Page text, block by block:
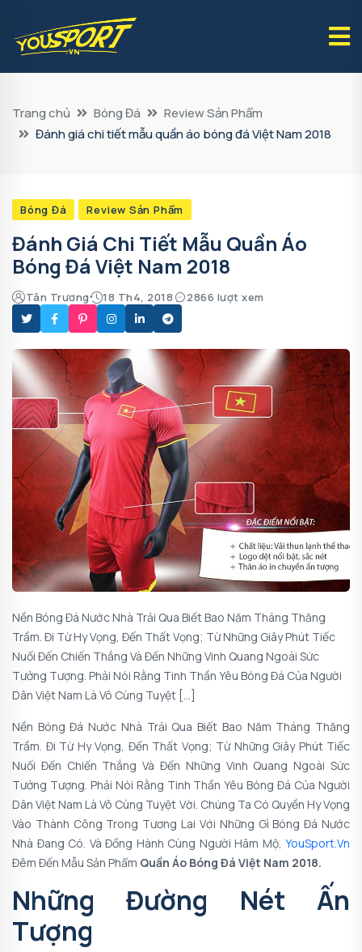
Trang chủ Bóng Đá
Review Sản Phẩm
Đánh giá chi tiết mẫu quần áo bóng đá Việt Nam 2018
Bóng Đá Review Sản Phẩm
Đánh Giá Chi Tiết Mẫu Quần Áo
Bóng Đá Việt Nam 2018
Tân Trương 18 Th4, 2018 2866 lượt xem
Nền Bóng Đá Nước Nhà Trải Qua Biết Bao Năm Tháng Thăng
Trầm. Đi Từ Hy Vọng, Đến Thất Vọng; Từ Những Giây Phút Tiếc
Nuối Đến Chiến Thắng Và Đến Những Vinh Quang Ngoài Sức
Tưởng Tượng. Phải Nói Rằng Tinh Thần Yêu Bóng Đá Của Người
Dân Việt Nam Là Vô Cùng Tuyệt […]
Nền Bóng Đá Nước Nhà Trải Qua Biết Bao Năm Tháng Thăng
Trầm. Đi Từ Hy Vọng, Đến Thất Vọng; Từ Những Giây Phút Tiếc
Nuối Đến Chiến Thắng Và Đến Những Vinh Quang Ngoài Sức
Tưởng Tượng. Phải Nói Rằng Tinh Thần Yêu Bóng Đá Của Người
Dân Việt Nam Là Vô Cùng Tuyệt Vời. Chúng Ta Có Quyền Hy Vọng
Vào Thành Công Trong Tương Lai Với Những Gì Bóng Đá Nước
Nhà Đang Có. Và Đồng Hành Cùng Người Hâm Mộ, YouSport.vn
Đêm Đến Mẫu Sản Phẩm Quần Áo Bóng Đá Việt Nam 2018.
Những Đường Nét Ấn
Tượng